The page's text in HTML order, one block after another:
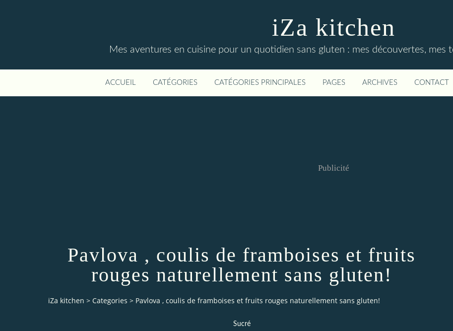
iZa kitchen
Mes aventures en cuisine pour un quotidien sans gluten : mes découvertes, mes
ACCUEIL CATÉGORIES CATÉGORIES PRINCIPALES PAGES ARCHIVES CONTACT
Publicité
Pavlova , coulis de framboises et fruits
rouges naturellement sans gluten!
iZa kitchen > Categories > Pavlova , coulis de framboises et fruits rouges naturellement sans gluten!
Sucré